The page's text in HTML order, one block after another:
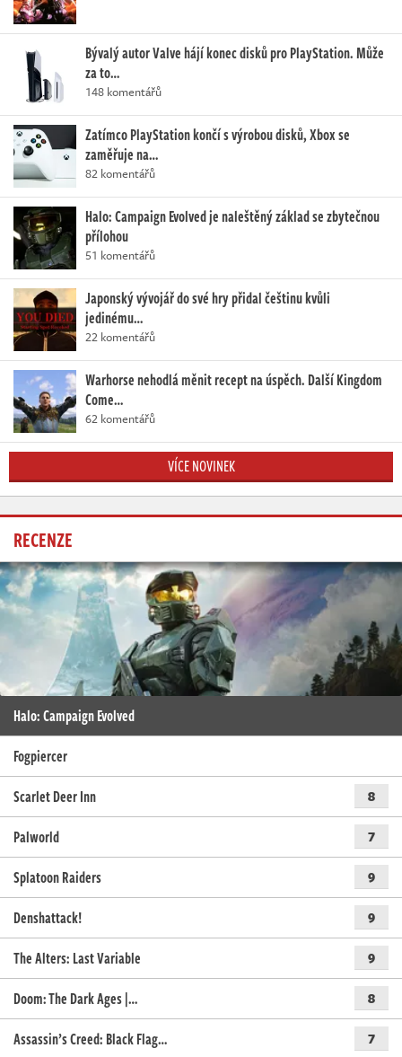
Bývalý autor Valve hájí konec disků pro PlayStation. Může
za to…
148 komentářů
Zatímco PlayStation končí s výrobou disků, Xbox se
zaměřuje na…
82 komentářů
Halo: Campaign Evolved je naleštěný základ se zbytečnou
přílohou
51 komentářů
Japonský vývojář do své hry přidal češtinu kvůli
jedinému…
22 komentářů
Warhorse nehodlá měnit recept na úspěch. Další Kingdom
Come…
62 komentářů
VÍCE NOVINEK
RECENZE
Halo: Campaign Evolved
Fogpiercer
Scarlet Deer Inn
8
Palworld 7
Splatoon Raiders 9
Denshattack! 9
The Alters: Last Variable 9
Doom: The Dark Ages |… 8
Assassin’s Creed: Black Flag… 7